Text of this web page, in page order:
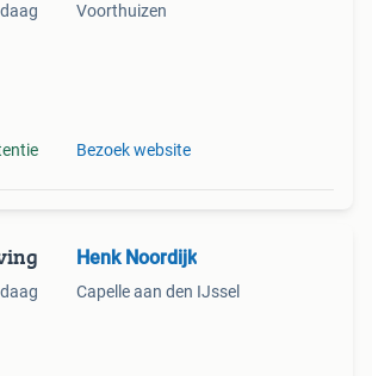
Voorthuizen
Bezoek website
Henk Noordijk
Capelle aan den IJssel